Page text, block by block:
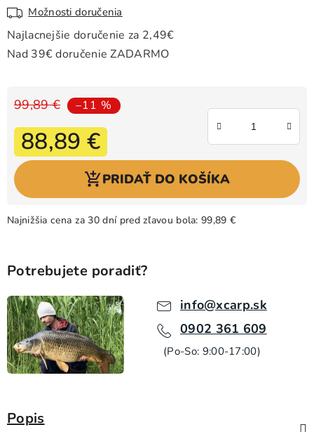
Možnosti doručenia
99,89 € –11 %
88,89 €
Jednotková cena: PRIDAŤ DO KOŠÍKA
Najnižšia cena za 30 dní pred zľavou bola: 99,89 €
Potrebujete poradiť?
info@xcarp.sk
0902 361 609
(Po-So: 9:00-17:00)
Popis